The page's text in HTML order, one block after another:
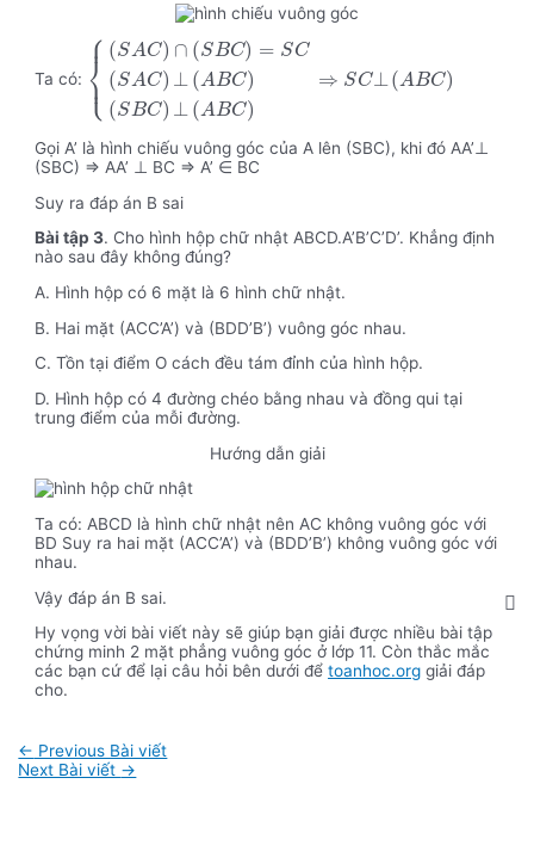
Ta có: ⎧
⎩
⎨⎪
⎪
(SAC) ∩ (SBC) = SC
(SAC) ⊥(ABC)
(SBC) ⊥(ABC)
⇒ SC⊥(ABC)
Gọi A’ là hình chiếu vuông góc của A lên (SBC), khi đó AA’⊥
(SBC) => AA’ ⊥ BC => A’ ∈ BC
Suy ra đáp án B sai
Bài tập 3. Cho hình hộp chữ nhật ABCD.A’B’C’D’. Khẳng định
nào sau đây không đúng?
A. Hình hộp có 6 mặt là 6 hình chữ nhật.
B. Hai mặt (ACC’A’) và (BDD’B’) vuông góc nhau.
C. Tồn tại điểm O cách đều tám đỉnh của hình hộp.
D. Hình hộp có 4 đường chéo bằng nhau và đồng qui tại
trung điểm của mỗi đường.
Hướng dẫn giải
Ta có: ABCD là hình chữ nhật nên AC không vuông góc với
BD Suy ra hai mặt (ACC’A’) và (BDD’B’) không vuông góc với
nhau.
Vậy đáp án B sai.
Hy vọng vời bài viết này sẽ giúp bạn giải được nhiều bài tập
chứng minh 2 mặt phẳng vuông góc ở lớp 11. Còn thắc mắc
các bạn cứ để lại câu hỏi bên dưới đểtoanhoc.org giải đáp
cho.
Điều
hướng
← Previous Bài viết
Next Bài viết →